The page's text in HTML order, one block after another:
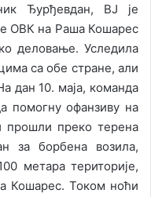
Ђурђевдан, ВЈ је
ОВК на Раша Кошарес
деловање. Уследила
са обе стране, али
дан 10. маја, команда
помогну офанзиву на
прошли преко терена
за борбена возила,
метара територије,
Кошарес. Током ноћи